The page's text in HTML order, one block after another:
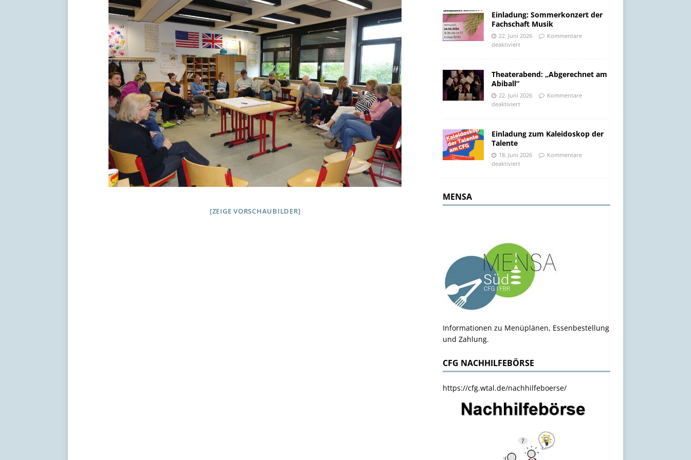
[ 17. Juli 2026 ] Schöne Sommerferien! ALLGEMEIN
[ZEIGE VORSCHAUBILDER]
Einladung: Sommerkonzert der
Fachschaft Musik
22. Juni 2026
Kommentare
deaktiviert
Theaterabend: „Abgerechnet am
Abiball“
22. Juni 2026
Kommentare
deaktiviert
Einladung zum Kaleidoskop der
Talente
18. Juni 2026
Kommentare
deaktiviert
MENSA
Informationen zu Menüplänen, Essenbestellung
und Zahlung.
CFG NACHHILFEBÖRSE
https://cfg.wtal.de/nachhilfeboerse/